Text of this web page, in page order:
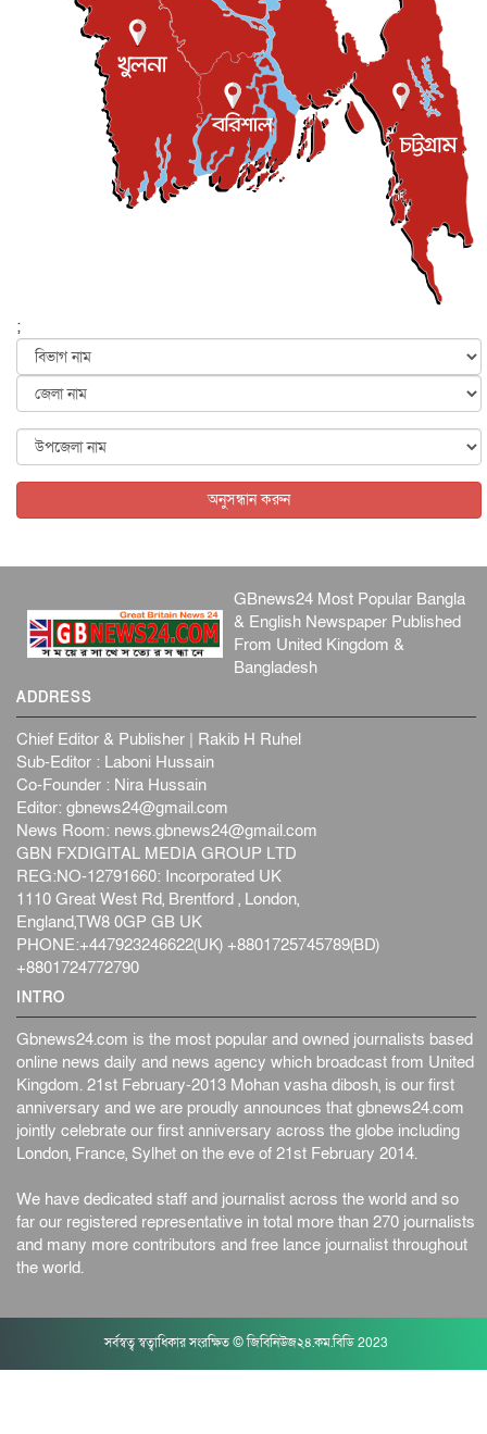
জুলাই গণ-অভ্যুত্থান দিবস আজ, স্মরণে দেশজুড়ে কর্মসূচি
জাতীয় ৫ আগস্ট, ২০২৬
জনগণ পরিবর্তন চেয়েছে বলেই জুলাই আন্দোলন সফল :
৫ আগস্ট, ২০২৬
বেনজীর আহমেদের সঙ্গে পরীমনির ঘনিষ্ঠ সম্পর্ক ছিল : নাসির
মাহম...
জাতীয় ৫ আগস্ট, ২০২৬
হরমুজ নিয়ে ইরান-মার্কিন চুক্তি হতে পারে আজ : মার্কিন অর্থমন...
৫ আগস্ট, ২০২৬
পৃথিবীর দিকে আসছে বিধ্বংসী বস্তু, পারমাণবিক বোমা দিয়ে করা
আন্তর্জাতিক ৫ আগস্ট, ২০২৬
কেনিয়ায় ১৫ হাতির রহস্যজনক মৃত্যু, সন্দেহের মুখে কীটনাশকের
আন্তর্জাতিক ৫ আগস্ট, ২০২৬
;
অনুসন্ধান করুন
GBnews24 Most Popular Bangla
& English Newspaper Published
From United Kingdom &
Bangladesh
ADDRESS
Chief Editor & Publisher | Rakib H Ruhel
Sub-Editor : Laboni Hussain
Co-Founder : Nira Hussain
Editor: gbnews24@gmail.com
News Room: news.gbnews24@gmail.com
GBN FXDIGITAL MEDIA GROUP LTD
REG:NO-12791660: Incorporated UK
1110 Great West Rd, Brentford , London,
England,TW8 0GP GB UK
PHONE:+447923246622(UK) +8801725745789(BD)
+8801724772790
INTRO
Gbnews24.com is the most popular and owned journalists based
online news daily and news agency which broadcast from United
Kingdom. 21st February-2013 Mohan vasha dibosh, is our first
anniversary and we are proudly announces that gbnews24.com
jointly celebrate our first anniversary across the globe including
London, France, Sylhet on the eve of 21st February 2014.
We have dedicated staff and journalist across the world and so
far our registered representative in total more than 270 journalists
and many more contributors and free lance journalist throughout
the world.
সর্বস্বত্ব স্বত্বাধিকার সংরক্ষিত © জিবিনিউজ২৪.কম.বিডি 2023